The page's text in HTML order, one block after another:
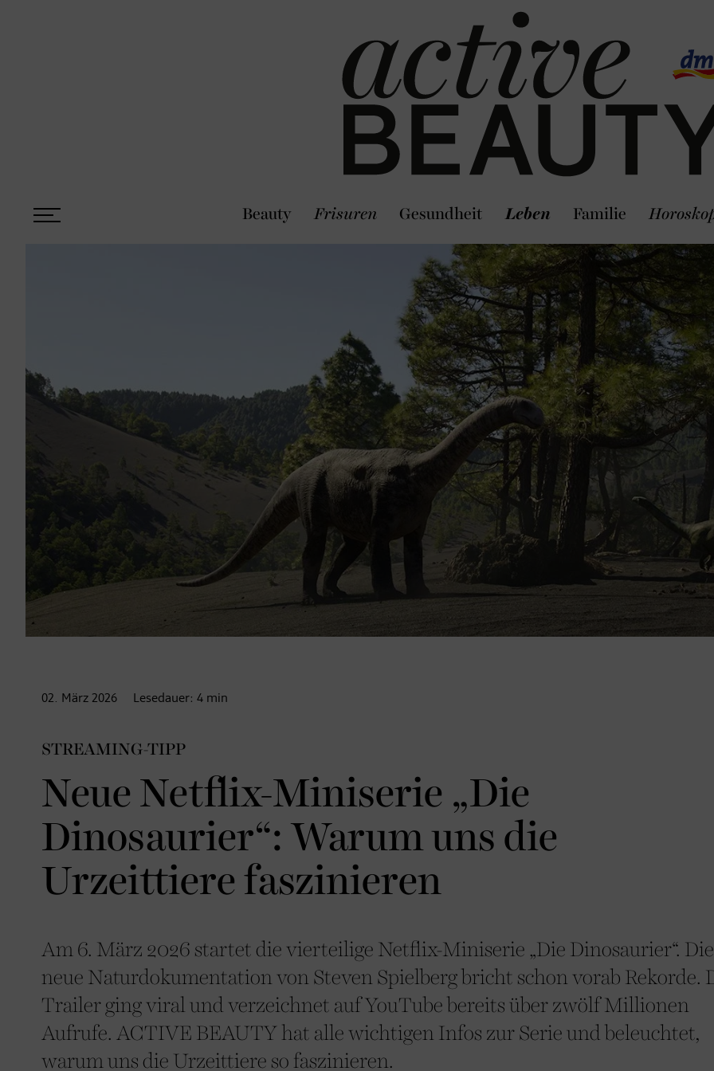
Beauty Frisuren Gesundheit Leben Familie
02. März 2026 Lesedauer: 4 min
STREAMING-TIPP
Neue Netflix-Miniserie „Die
Dinosaurier“: Warum uns die
Urzeittiere faszinieren
Am 6. März 2026 startet die vierteilige Netflix-Miniserie „Die Dinosaurier“. Die
neue Naturdokumentation von Steven Spielberg bricht schon vorab Rekorde.
Trailer ging viral und verzeichnet auf YouTube bereits über zwölf Millionen
Aufrufe. ACTIVE BEAUTY hat alle wichtigen Infos zur Serie und beleuchtet,
warum uns die Urzeittiere so faszinieren.